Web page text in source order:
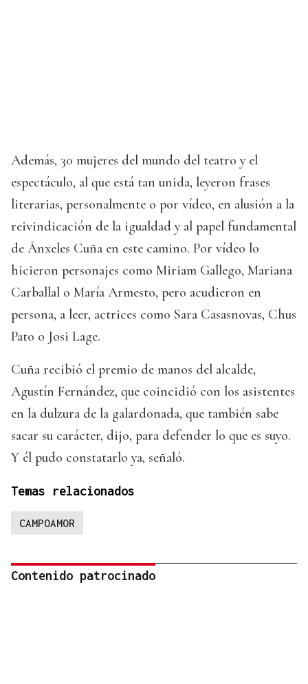
Además, 30 mujeres del mundo del teatro y el
espectáculo, al que está tan unida, leyeron frases
literarias, personalmente o por vídeo, en alusión a la
reivindicación de la igualdad y al papel fundamental
de Ánxeles Cuña en este camino. Por vídeo lo
hicieron personajes como Miriam Gallego, Mariana
Carballal o María Armesto, pero acudieron en
persona, a leer, actrices como Sara Casasnovas, Chus
Pato o Josi Lage.
Cuña recibió el premio de manos del alcalde,
Agustín Fernández, que coincidió con los asistentes
en la dulzura de la galardonada, que también sabe
sacar su carácter, dijo, para defender lo que es suyo.
Y él pudo constatarlo ya, señaló.
Temas relacionados
CAMPOAMOR
Contenido patrocinado